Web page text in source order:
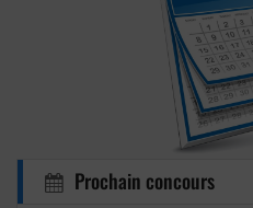
Prochain concours